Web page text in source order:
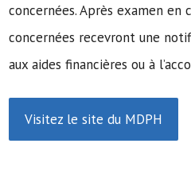
concernées. Après examen en
concernées recevront une
aux aides financières ou à
Visitez le site du MDPH